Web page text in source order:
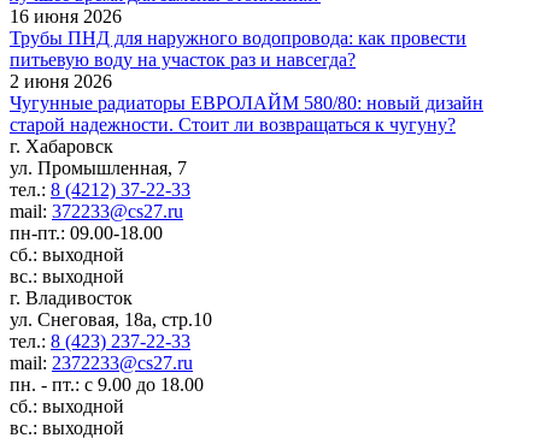
16 июня 2026
Трубы ПНД для наружного водопровода: как провести
питьевую воду на участок раз и навсегда?
2 июня 2026
Чугунные радиаторы ЕВРОЛАЙМ 580/80: новый дизайн
старой надежности. Стоит ли возвращаться к чугуну?
г. Хабаровск
ул. Промышленная, 7
тел.: 8 (4212) 37-22-33
mail: 372233@cs27.ru
пн-пт.: 09.00-18.00
сб.: выходной
вс.: выходной
г. Владивосток
ул. Снеговая, 18а, стр.10
тел.: 8 (423) 237-22-33
mail: 2372233@cs27.ru
пн. - пт.: с 9.00 до 18.00
сб.: выходной
вс.: выходной